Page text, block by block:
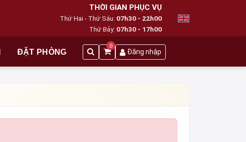
THỜI GIAN PHỤC VỤ
Thứ Hai - Thứ Sáu: 07h30 - 22h00
Thứ Bảy: 07h30 - 17h00
ĐẶT PHÒNG
0
Đăng nhập